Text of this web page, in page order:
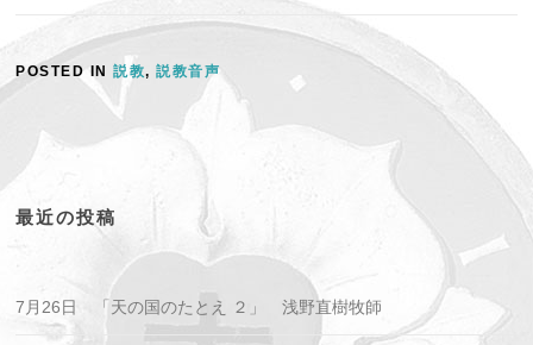
ー
POSTED IN説教,説教音声
最近の投稿
7月26日 「天の国のたとえ ２」 浅野直樹牧師